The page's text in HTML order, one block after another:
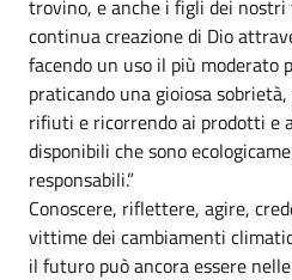
trovino, e anche i figli dei nostri
continua creazione di Dio
facendo un uso il più moderato
praticando una gioiosa
rifiuti e ricorrendo ai prodotti e
disponibili che sono
responsabili.”
Conoscere, riflettere, agire,
vittime dei cambiamenti
il futuro può ancora essere